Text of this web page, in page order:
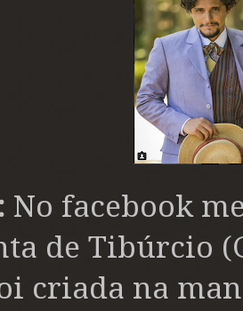
No facebook
de Tibúrcio
criada na